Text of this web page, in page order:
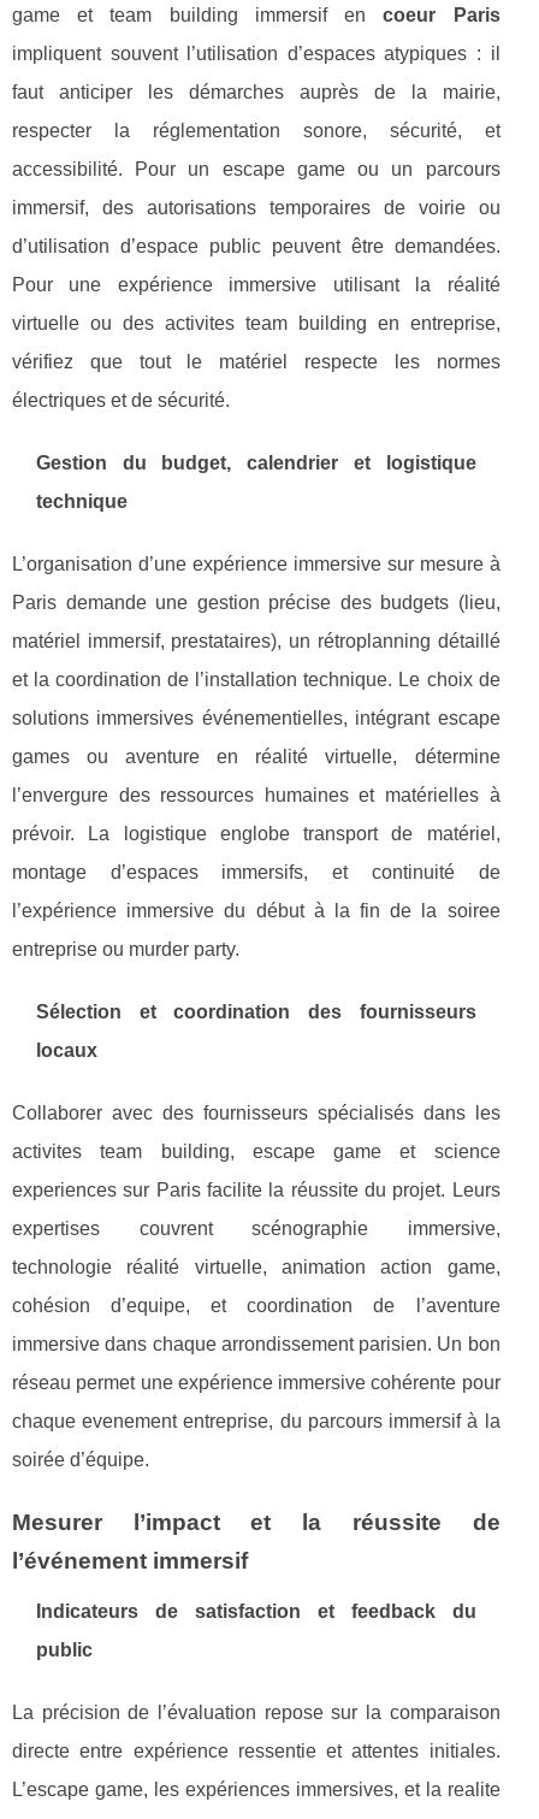
game et team building immersif encoeur Paris
impliquent souvent l’utilisation d’espaces atypiques : il
faut anticiper les démarches auprès de la mairie,
respecter la réglementation sonore, sécurité, et
accessibilité. Pour un escape game ou un parcours
immersif, des autorisations temporaires de voirie ou
d’utilisation d’espace public peuvent être demandées.
Pour une expérience immersive utilisant la réalité
virtuelle ou des activites team building en entreprise,
vérifiez que tout le matériel respecte les normes
électriques et de sécurité.
Gestion du budget, calendrier et logistique
technique
L’organisation d’une expérience immersive sur mesure à
Paris demande une gestion précise des budgets (lieu,
matériel immersif, prestataires), un rétroplanning détaillé
et la coordination de l’installation technique. Le choix de
solutions immersives événementielles, intégrant escape
games ou aventure en réalité virtuelle, détermine
l’envergure des ressources humaines et matérielles à
prévoir. La logistique englobe transport de matériel,
montage d’espaces immersifs, et continuité de
l’expérience immersive du début à la fin de la soiree
entreprise ou murder party.
Sélection et coordination des fournisseurs
locaux
Collaborer avec des fournisseurs spécialisés dans les
activites team building, escape game et science
experiences sur Paris facilite la réussite du projet. Leurs
expertises couvrent scénographie immersive,
technologie réalité virtuelle, animation action game,
cohésion d’equipe, et coordination de l’aventure
immersive dans chaque arrondissement parisien. Un bon
réseau permet une expérience immersive cohérente pour
chaque evenement entreprise, du parcours immersif à la
soirée d’équipe.
Mesurer l’impact et la réussite de
l’événement immersif
Indicateurs de satisfaction et feedback du
public
La précision de l’évaluation repose sur la comparaison
directe entre expérience ressentie et attentes initiales.
L’escape game, les expériences immersives, et la realite